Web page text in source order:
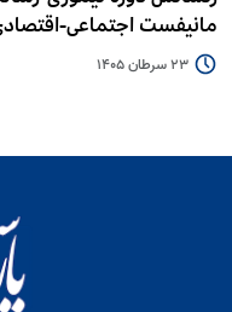
مانیفست اجتماعی-
23 سرطان 1405